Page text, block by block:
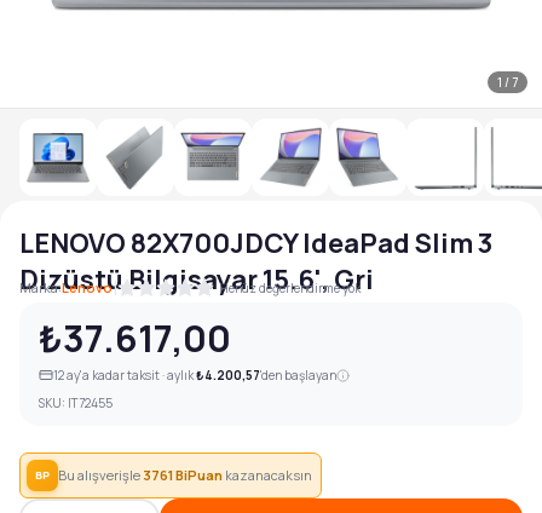
1 /7
LENOVO 82X700JDCY IdeaPad Slim 3
Dizüstü Bilgisayar 15.6', Gri
Marka:Lenovo| Henüz değerlendirme yok
₺37.617,00
12ay'a kadar taksit · aylık₺4.200,57'den başlayan
SKU: IT72455
BP Bu alışverişle 3761BiPuan kazanacaksın